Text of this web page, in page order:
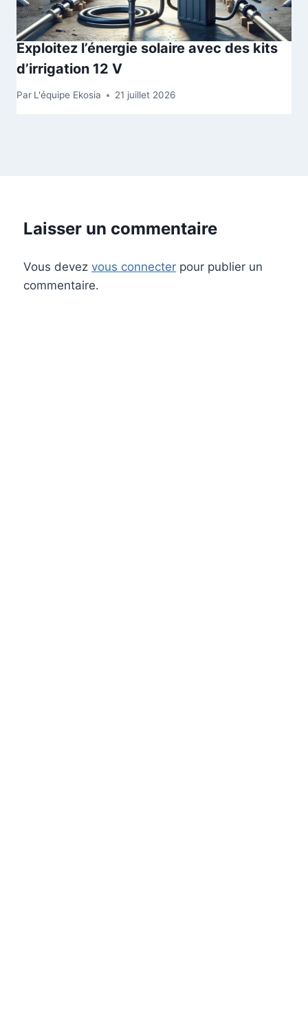
Exploitez l’énergie solaire avec des kits
d’irrigation 12 V
Par L'équipe Ekosia 21 juillet 2026
Laisser un commentaire
Vous devezvous connecter pour publier un
commentaire.